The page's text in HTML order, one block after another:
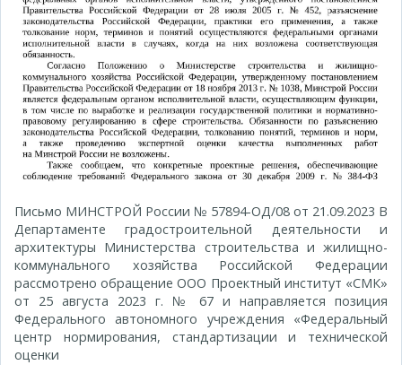
Письмо МИНСТРОЙ России № 57894-ОД/08 от 21.09.2023 В
Департаменте градостроительной деятельности и
архитектуры Министерства строительства и жилищно-
коммунального хозяйства Российской Федерации
рассмотрено обращение ООО Проектный институт «СМК»
от 25 августа 2023 г. № 67 и направляется позиция
Федерального автономного учреждения «Федеральный
центр нормирования, стандартизации и технической
оценки